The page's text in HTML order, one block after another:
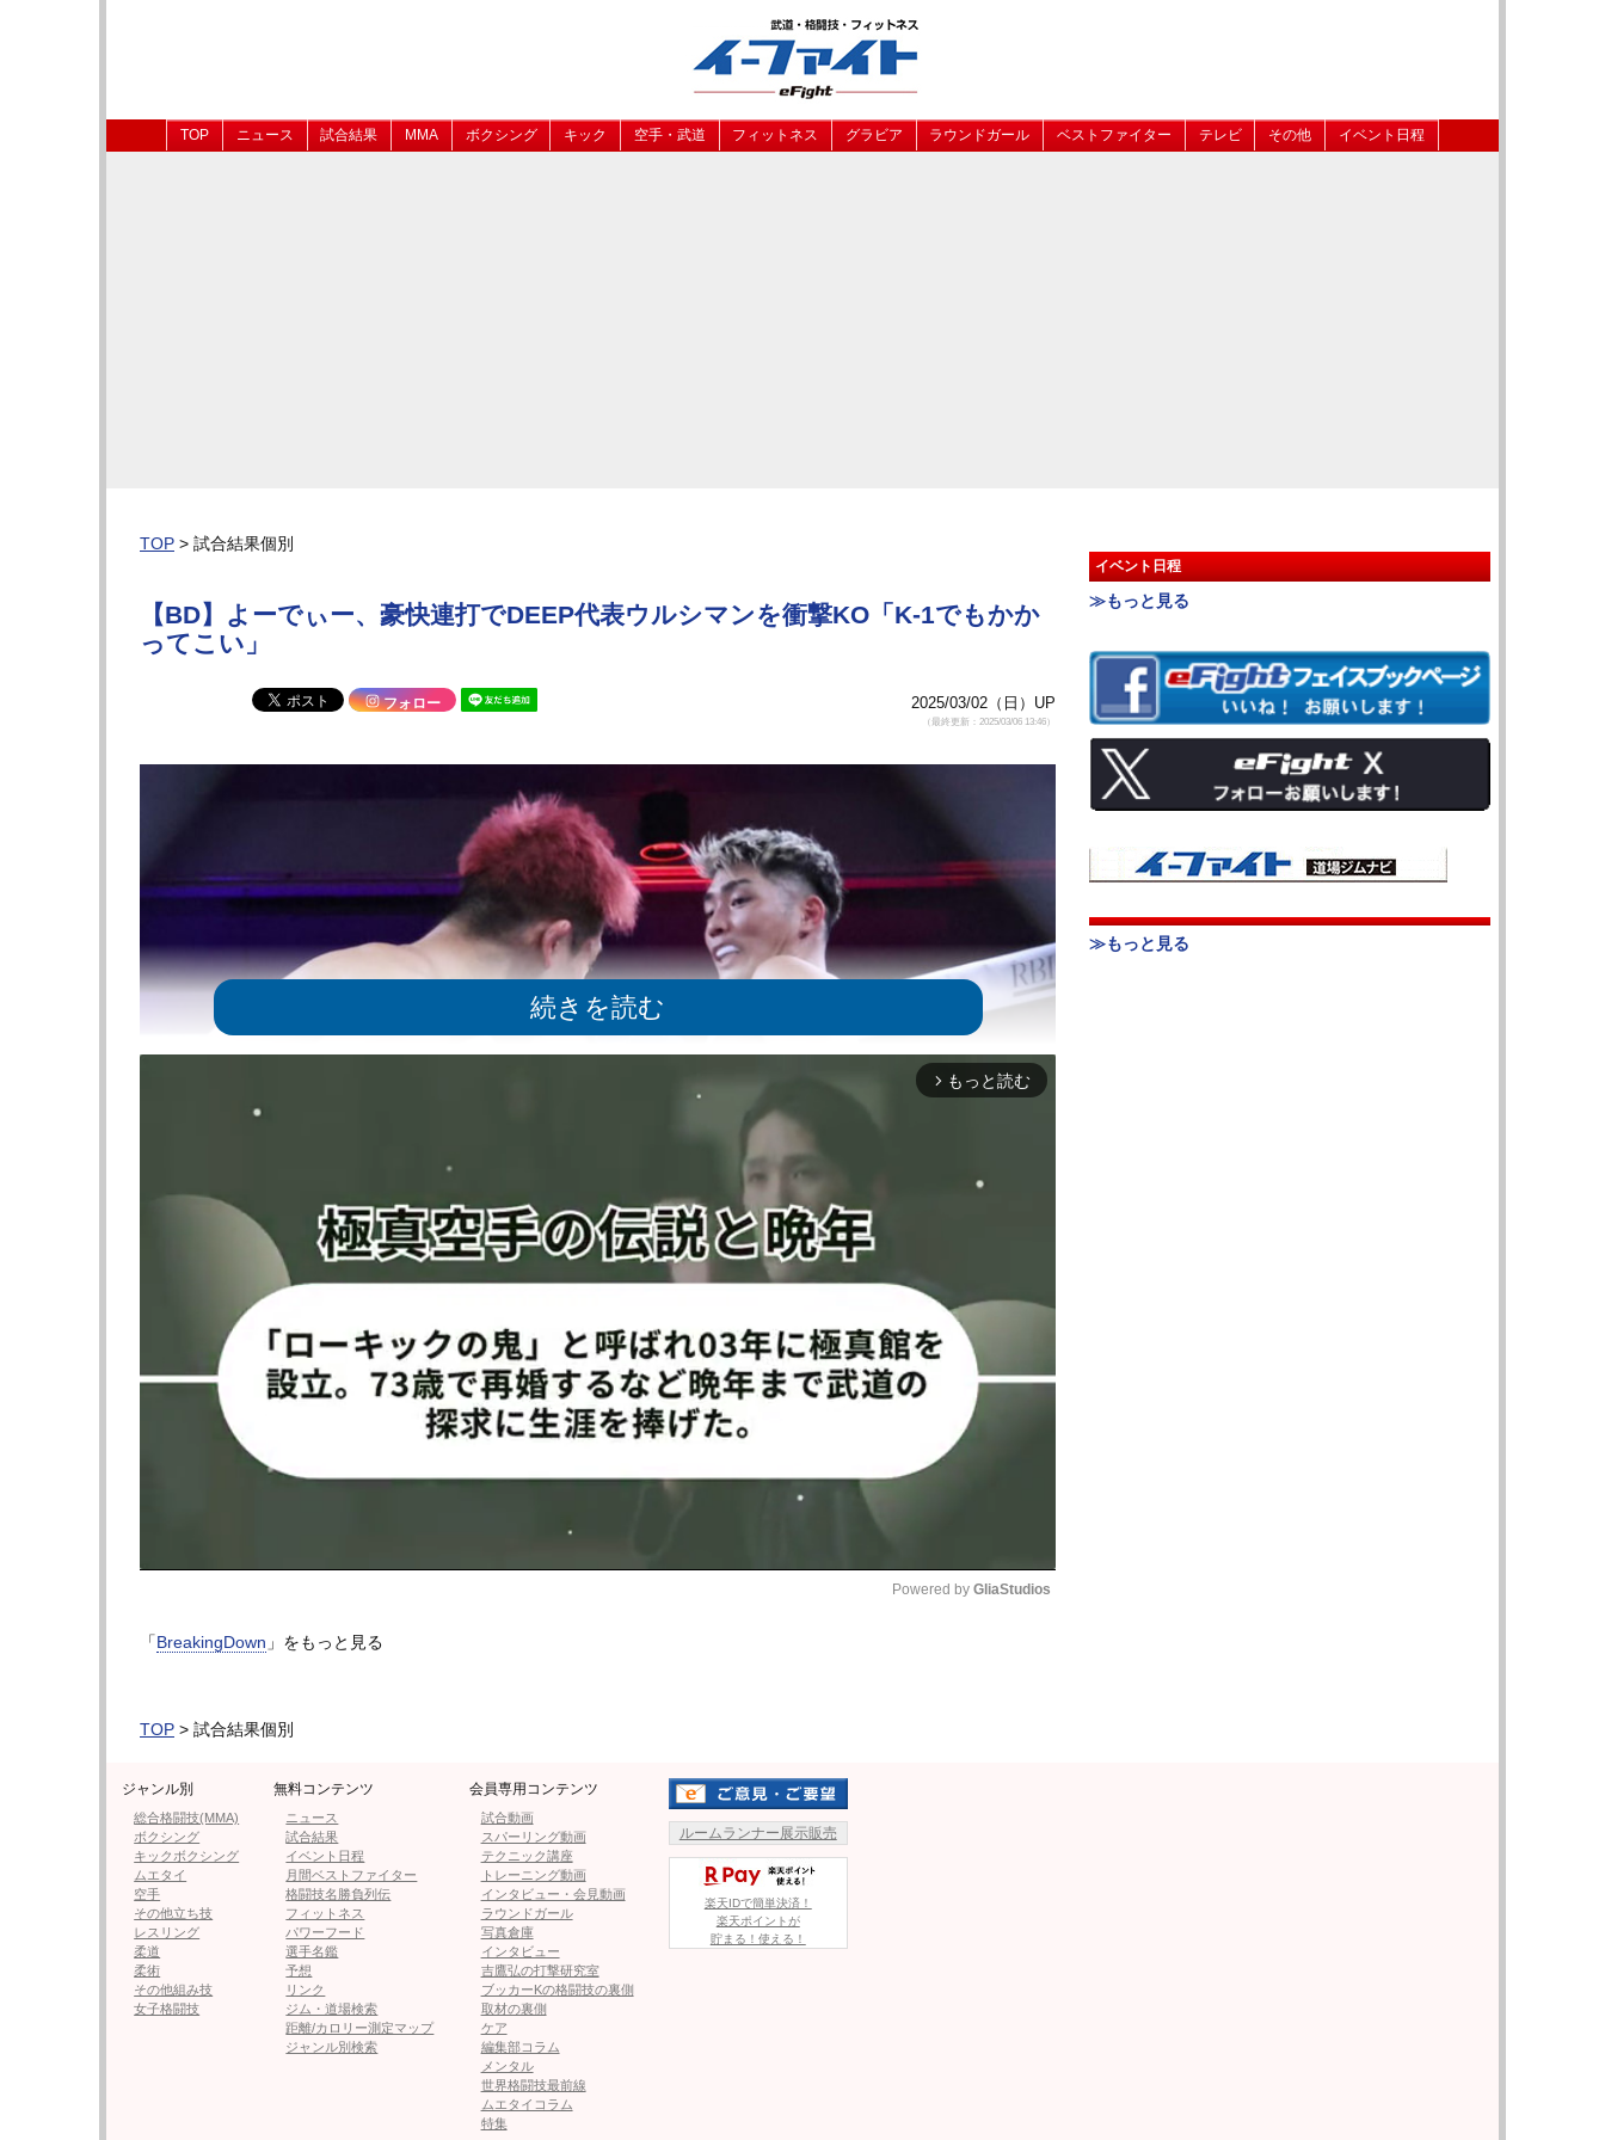
TOP ニュース 試合結果 MMA ボクシング キック 空手・武道 フィットネス グラビア ラウンドガール ベストファイター テレビ その他 イベント日程
TOP > 試合結果個別
【BD】よーでぃー、豪快連打でDEEP代表ウルシマンを衝撃KO「K-1でもかか
ってこい」
フォロー 2025/03/02（日）UP
（最終更新：2025/03/06 13:46）
キックを蹴り込む、よーでぃー
『BreakingDown15』
●ウルシマン（DEEP代表）
近距離で打ち合う両者
で第2位の実績を誇る。今年1月大会では、RIZIN女子スーパーアトム級王
者・伊澤星花の弟・風我に判定勝ちを収めた。
対するウルシマンは、漆間將生（うるしま・しょうい）の本名時代に格闘
DREAMERSを経てパンクラスやDEEPでキャリアを積み、昨年8月の
『DEEPサマーフェスティバル2024 inお台場』では朝比奈龍希からパンチ連
打でTKO勝利し、MMA6勝6敗の戦績を残している。
1R、よーでぃーは左右に動きながら、一気に飛び込んでの左右フック。徐々に距離を詰めるよーでぃー
は、右フックをヒットさせる。終盤、よーでぃーが強烈な右ストレートをクリーンヒット、ウルシマンを
2R、よーでぃーがバックブローで先制、ケージ中央を取るウルシマンは
arrow_forward_ios もっと読む
Powered by GliaStudios
「BreakingDown 」をもっと見る
TOP > 試合結果個別
イベント日程
≫もっと見る
≫もっと見る
ジャンル別
総合格闘技(MMA)
ボクシング
キックボクシング
ムエタイ
空手
その他立ち技
レスリング
柔道
柔術
その他組み技
女子格闘技
無料コンテンツ
ニュース
試合結果
イベント日程
月間ベストファイター
格闘技名勝負列伝
フィットネス
パワーフード
選手名鑑
予想
リンク
ジム・道場検索
距離/カロリー測定マップ
ジャンル別検索
会員専用コンテンツ
試合動画
スパーリング動画
テクニック講座
トレーニング動画
インタビュー・会見動画
ラウンドガール
写真倉庫
インタビュー
吉鷹弘の打撃研究室
ブッカーKの格闘技の裏側
取材の裏側
ケア
編集部コラム
メンタル
世界格闘技最前線
ムエタイコラム
特集
ルームランナー展示販売
楽天IDで簡単決済！
楽天ポイントが
貯まる！使える！